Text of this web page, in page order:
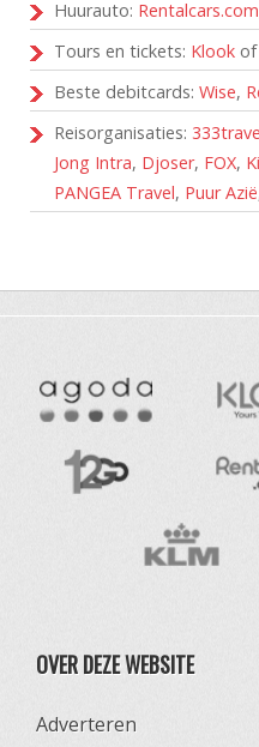
Huurauto: Rentalcars.com
Tours en tickets: Klook of
Beste debitcards: Wise,
Reisorganisaties:
Jong Intra, Djoser, FOX,
PANGEA Travel, Puur Azië
OVER DEZE WEBSITE
Adverteren